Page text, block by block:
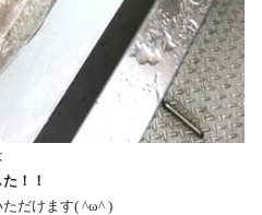
！！
だけます( ^ω^ )